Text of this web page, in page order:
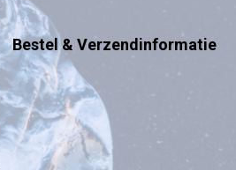
Bestel & Verzendinformatie